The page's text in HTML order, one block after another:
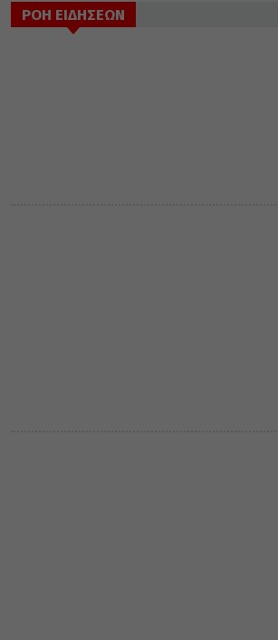
ΡΟΗ ΕΙΔΗΣΕΩΝ